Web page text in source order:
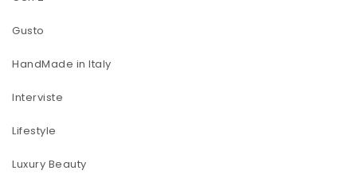
Gusto
HandMade in Italy
Interviste
Lifestyle
Luxury Beauty